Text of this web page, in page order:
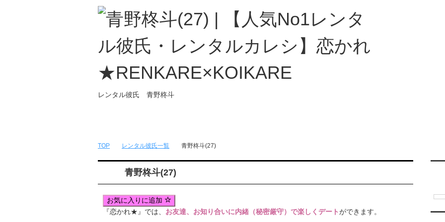
レンタル彼氏 青野柊斗
TOP レンタル彼氏一覧 青野柊斗(27)
青野柊斗(27)
お気に入りに追加
『恋かれ★』では、 お友達、お知り合いに内緒（秘密厳守）で楽しくデートができます。